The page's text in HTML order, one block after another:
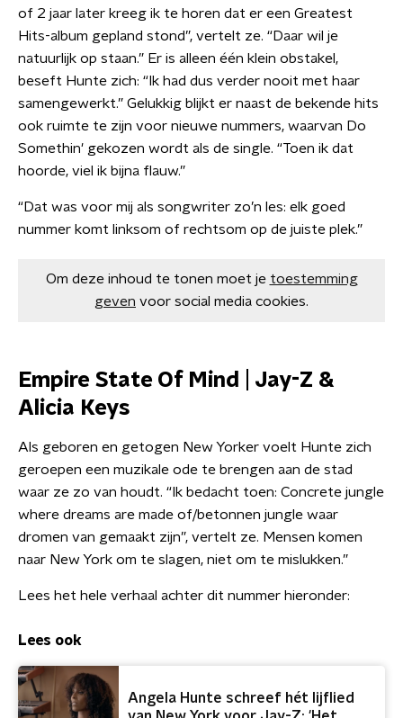
of 2 jaar later kreeg ik te horen dat er een Greatest
Hits-album gepland stond”, vertelt ze. “Daar wil je
natuurlijk op staan.” Er is alleen één klein obstakel,
beseft Hunte zich: “Ik had dus verder nooit met haar
samengewerkt.” Gelukkig blijkt er naast de bekende hits
ook ruimte te zijn voor nieuwe nummers, waarvan Do
Somethin' gekozen wordt als de single. “Toen ik dat
hoorde, viel ik bijna flauw.”
“Dat was voor mij als songwriter zo’n les: elk goed
nummer komt linksom of rechtsom op de juiste plek.”
Om deze inhoud te tonen moet je toestemming
geven voor social media cookies.
Empire State Of Mind | Jay-Z &
Alicia Keys
Als geboren en getogen New Yorker voelt Hunte zich
geroepen een muzikale ode te brengen aan de stad
waar ze zo van houdt. “Ik bedacht toen: Concrete jungle
where dreams are made of/betonnen jungle waar
dromen van gemaakt zijn”, vertelt ze. Mensen komen
naar New York om te slagen, niet om te mislukken.”
Lees het hele verhaal achter dit nummer hieronder:
Lees ook
Angela Hunte schreef hét lijflied